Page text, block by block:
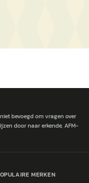
bevoegd om vragen over
door naar erkende, AFM-
MERKEN